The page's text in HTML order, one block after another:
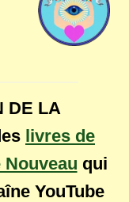
DE LA
livres de
qui
YouTube